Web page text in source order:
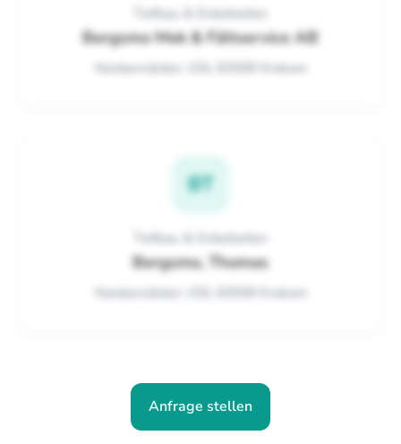
Tiefbau & Erdarbeiten
Bergsmo Mek & Fältservice AB
Nordannälden 155, 83599 Krokom
BT
Tiefbau & Erdarbeiten
Bergsmo, Thomas
Nordannälden 155, 83599 Krokom
Anfrage stellen